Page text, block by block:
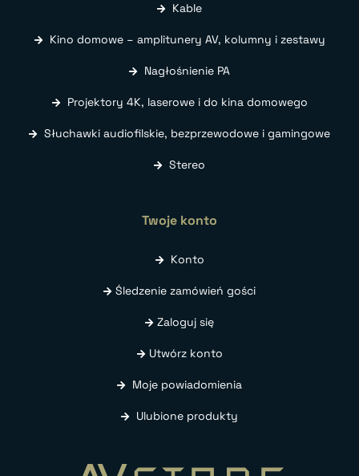
Kable
Kino domowe – amplitunery AV, kolumny i zestawy
Nagłośnienie PA
Projektory 4K, laserowe i do kina domowego
Słuchawki audiofilskie, bezprzewodowe i gamingowe
Stereo
Twoje konto
Konto
Śledzenie zamówień gości
Zaloguj się
Utwórz konto
Moje powiadomienia
Ulubione produkty